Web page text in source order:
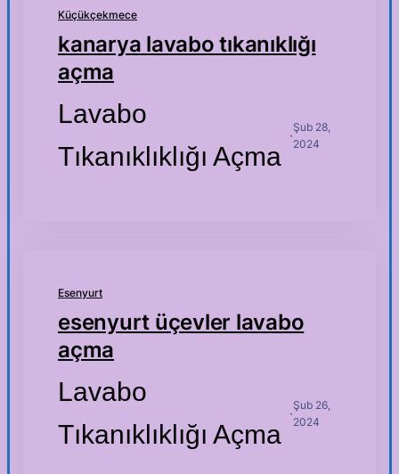
Küçükçekmece
kanarya lavabo tıkanıklığı
açma
Lavabo
Tıkanıklıklığı Açma
·
Şub 28,
2024
Esenyurt
esenyurt üçevler lavabo
açma
Lavabo
Tıkanıklıklığı Açma
·
Şub 26,
2024